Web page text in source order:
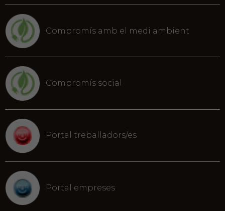
Compromís amb el medi ambient
Compromís social
Portal treballadors/es
Portal empreses